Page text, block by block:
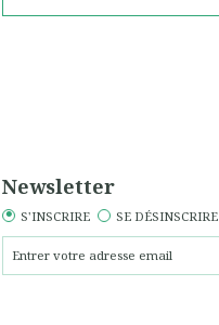
Newsletter
S'INSCRIRE SE DÉSINSCRIRE